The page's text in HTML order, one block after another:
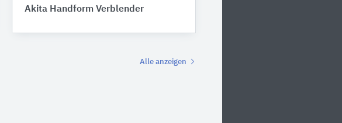
Akita Handform Verblender
Alle anzeigen